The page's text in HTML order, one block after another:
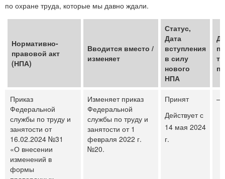
по охране труда, которые мы давно ждали.
Нормативно-
правовой акт
(НПА)
Вводится вместо /
изменяет
Статус,
Дата
вступления
в силу
нового
НПА
Приказ
Федеральной
службы по труду и
занятости от
16.02.2024 №31
«О внесении
изменений в
формы
Изменяет приказ
Федеральной
службы по труду и
занятости от 1
февраля 2022 г.
№20.
Принят
Действует с
14 мая 2024
г.
—